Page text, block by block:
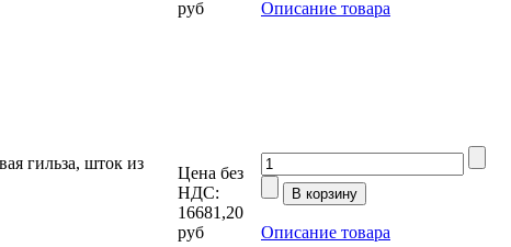
руб
Описание товара
гильза, шток из
Цена без
НДС:
16681,20
руб
Описание товара